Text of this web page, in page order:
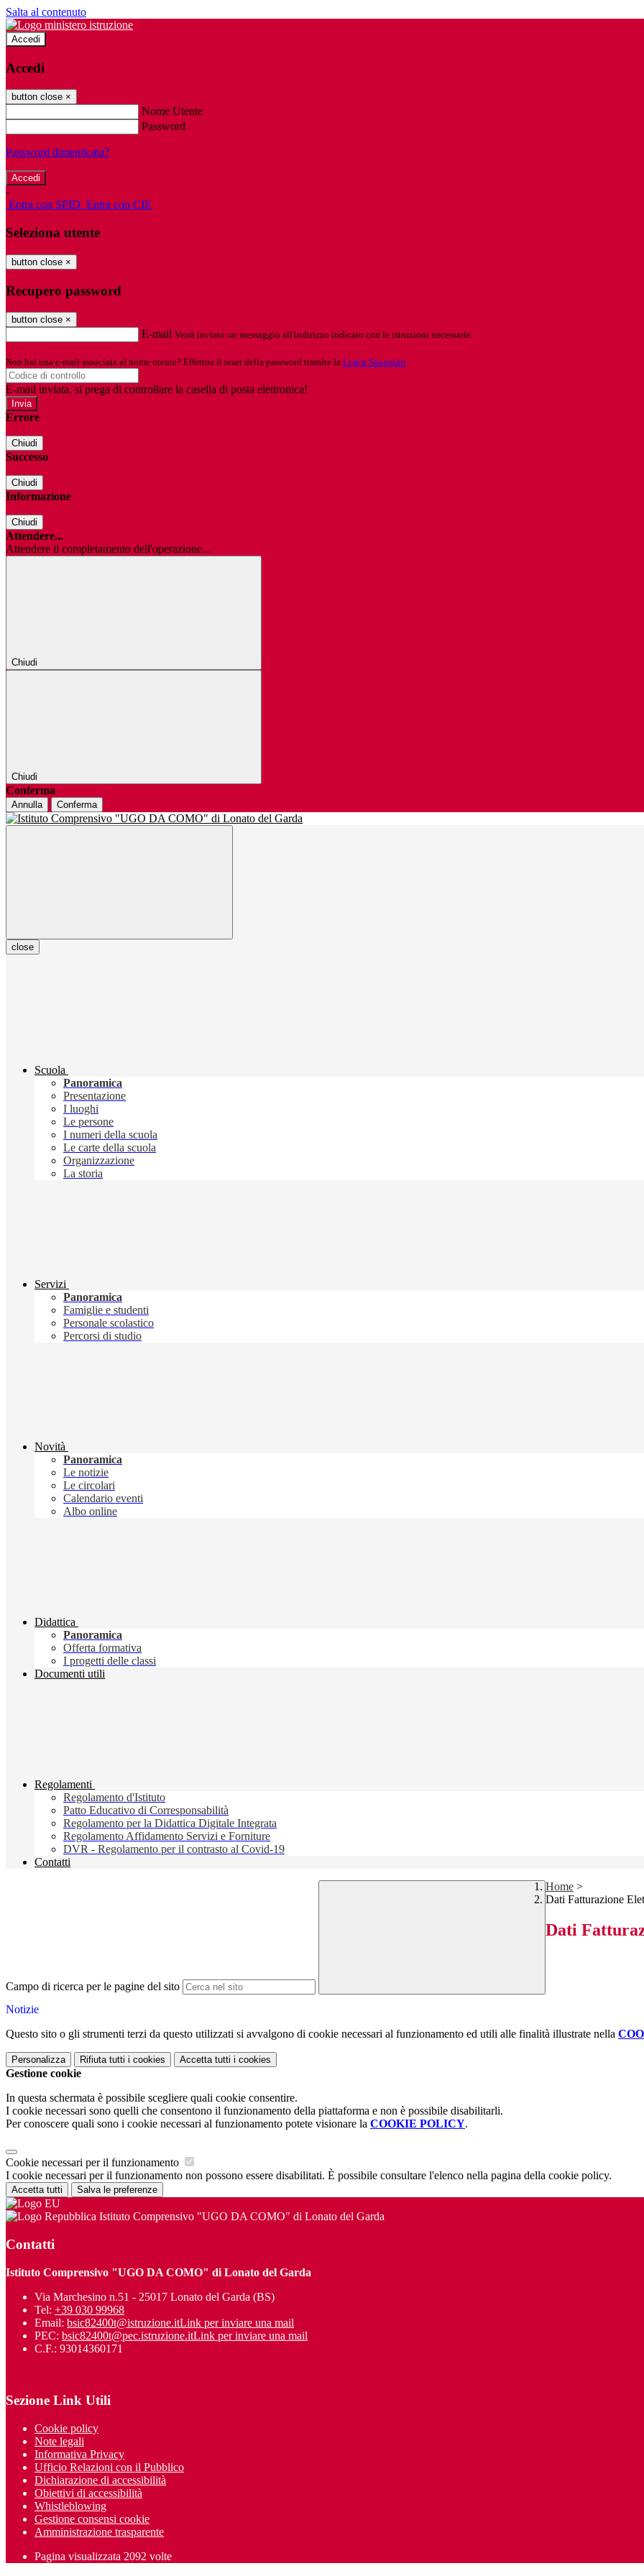
Salta al contenuto
Accedi
Accedi
button close ×
Nome Utente
Password
Password dimenticata?
-
Entra con SPID Entra con CIE
Seleziona utente
button close ×
Recupero password
button close ×
E-mail Verrà inviato un messaggio all'indirizzo indicato con le istruzioni necessarie.
Non hai una e-mail associata al nome utente? Effettua il reset della password tramite la Login Spaggiari
E-mail inviata, si prega di controllare la casella di posta elettronica!
Errore
Chiudi
Successo
Chiudi
Informazione
Chiudi
Attendere...
Attendere il completamento dell'operazione...
Chiudi
Chiudi
Conferma
Annulla Conferma
close
Scuola
Panoramica
Presentazione
I luoghi
Le persone
I numeri della scuola
Le carte della scuola
Organizzazione
La storia
Servizi
Panoramica
Famiglie e studenti
Personale scolastico
Percorsi di studio
Novità
Panoramica
Le notizie
Le circolari
Calendario eventi
Albo online
Didattica
Panoramica
Offerta formativa
I progetti delle classi
Documenti utili
Regolamenti
Regolamento d'Istituto
Patto Educativo di Corresponsabilità
Regolamento per la Didattica Digitale Integrata
Regolamento Affidamento Servizi e Forniture
DVR - Regolamento per il contrasto al Covid-19
Contatti
Campo di ricerca per le pagine del sito
Home >
Dati Fatturazione
Dati
Notizie
Questo sito o gli strumenti terzi da questo utilizzati si avvalgono di cookie necessari al funzionamento ed utili alle finalità illustrate nella
Personalizza Rifiuta tutti i cookies Accetta tutti i cookies
Gestione cookie
In questa schermata è possibile scegliere quali cookie consentire.
I cookie necessari sono quelli che consentono il funzionamento della piattaforma e non è possibile disabilitarli.
Per conoscere quali sono i cookie necessari al funzionamento potete visionare la COOKIE POLICY.
Cookie necessari per il funzionamento
I cookie necessari per il funzionamento non possono essere disabilitati. È possibile consultare l'elenco nella pagina della cookie policy.
Accetta tutti Salva le preferenze
Istituto Comprensivo "UGO DA COMO" di Lonato del Garda
Contatti
Istituto Comprensivo "UGO DA COMO" di Lonato del Garda
Via Marchesino n.51 - 25017 Lonato del Garda (BS)
Tel: +39 030 99968
Email: bsic82400t@istruzione.itLink per inviare una mail
PEC: bsic82400t@pec.istruzione.itLink per inviare una mail
C.F.: 93014360171
Sezione Link Utili
Cookie policy
Note legali
Informativa Privacy
Ufficio Relazioni con il Pubblico
Dichiarazione di accessibilità
Obiettivi di accessibilità
Whistleblowing
Gestione consensi cookie
Amministrazione trasparente
Pagina visualizzata 2092 volte